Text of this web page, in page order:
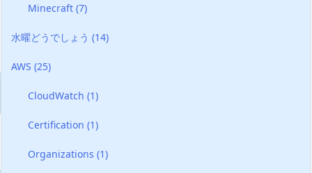
Minecraft(7)
水曜どうでしょう (14)
AWS (25)
CloudWatch(1)
Certification(1)
Organizations(1)